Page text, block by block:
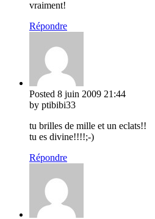
vraiment!
Répondre
Posted 8 juin 2009 21:44
by ptibibi33
tu brilles de mille et un eclats!!
tu es divine!!!!;-)
Répondre